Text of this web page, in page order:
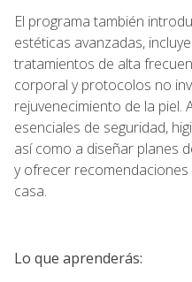
El programa también
estéticas avanzadas,
tratamientos de alta
corporal y protocolos no
rejuvenecimiento de la piel.
esenciales de seguridad,
así como a diseñar planes
y ofrecer
casa.
Lo que aprenderás: